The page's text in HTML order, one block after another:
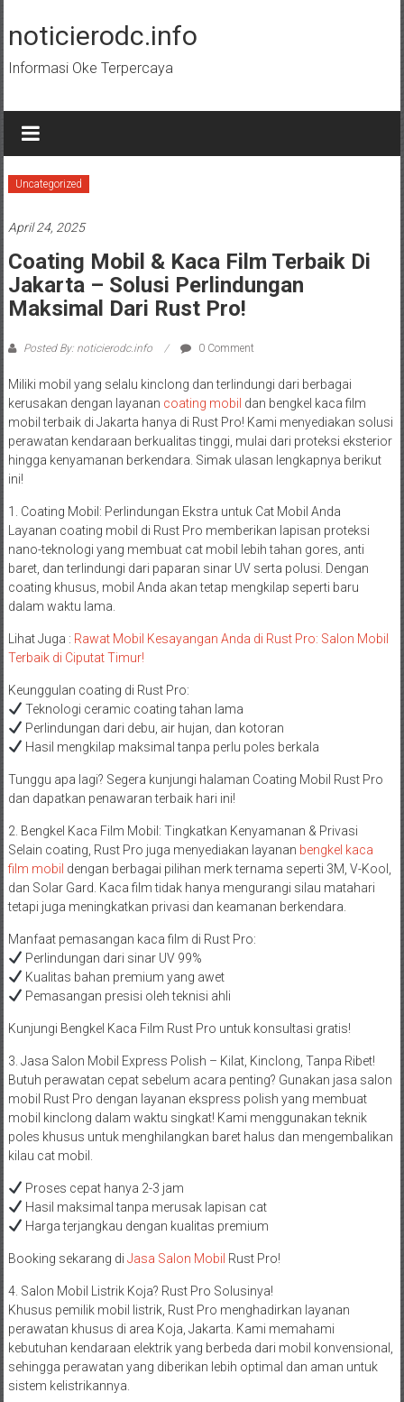
content
noticierodc.info
Informasi Oke Terpercaya
Uncategorized
April 24, 2025
Coating Mobil & Kaca Film Terbaik Di
Jakarta – Solusi Perlindungan
Maksimal Dari Rust Pro!
Posted By: noticierodc.info 0 Comment
Miliki mobil yang selalu kinclong dan terlindungi dari berbagai
kerusakan dengan layanan coating mobil dan bengkel kaca film
mobil terbaik di Jakarta hanya di Rust Pro! Kami menyediakan solusi
perawatan kendaraan berkualitas tinggi, mulai dari proteksi eksterior
hingga kenyamanan berkendara. Simak ulasan lengkapnya berikut
ini!
1. Coating Mobil: Perlindungan Ekstra untuk Cat Mobil Anda
Layanan coating mobil di Rust Pro memberikan lapisan proteksi
nano-teknologi yang membuat cat mobil lebih tahan gores, anti
baret, dan terlindungi dari paparan sinar UV serta polusi. Dengan
coating khusus, mobil Anda akan tetap mengkilap seperti baru
dalam waktu lama.
Lihat Juga : Rawat Mobil Kesayangan Anda di Rust Pro: Salon Mobil
Terbaik di Ciputat Timur!
Keunggulan coating di Rust Pro:
Teknologi ceramic coating tahan lama
Perlindungan dari debu, air hujan, dan kotoran
Hasil mengkilap maksimal tanpa perlu poles berkala
Tunggu apa lagi? Segera kunjungi halaman Coating Mobil Rust Pro
dan dapatkan penawaran terbaik hari ini!
2. Bengkel Kaca Film Mobil: Tingkatkan Kenyamanan & Privasi
Selain coating, Rust Pro juga menyediakan layanan bengkel kaca
film mobil dengan berbagai pilihan merk ternama seperti 3M, V-Kool,
dan Solar Gard. Kaca film tidak hanya mengurangi silau matahari
tetapi juga meningkatkan privasi dan keamanan berkendara.
Manfaat pemasangan kaca film di Rust Pro:
Perlindungan dari sinar UV 99%
Kualitas bahan premium yang awet
Pemasangan presisi oleh teknisi ahli
Kunjungi Bengkel Kaca Film Rust Pro untuk konsultasi gratis!
3. Jasa Salon Mobil Express Polish – Kilat, Kinclong, Tanpa Ribet!
Butuh perawatan cepat sebelum acara penting? Gunakan jasa salon
mobil Rust Pro dengan layanan ekspress polish yang membuat
mobil kinclong dalam waktu singkat! Kami menggunakan teknik
poles khusus untuk menghilangkan baret halus dan mengembalikan
kilau cat mobil.
Proses cepat hanya 2-3 jam
Hasil maksimal tanpa merusak lapisan cat
Harga terjangkau dengan kualitas premium
Booking sekarang di Jasa Salon Mobil Rust Pro!
4. Salon Mobil Listrik Koja? Rust Pro Solusinya!
Khusus pemilik mobil listrik, Rust Pro menghadirkan layanan
perawatan khusus di area Koja, Jakarta. Kami memahami
kebutuhan kendaraan elektrik yang berbeda dari mobil konvensional,
sehingga perawatan yang diberikan lebih optimal dan aman untuk
sistem kelistrikannya.